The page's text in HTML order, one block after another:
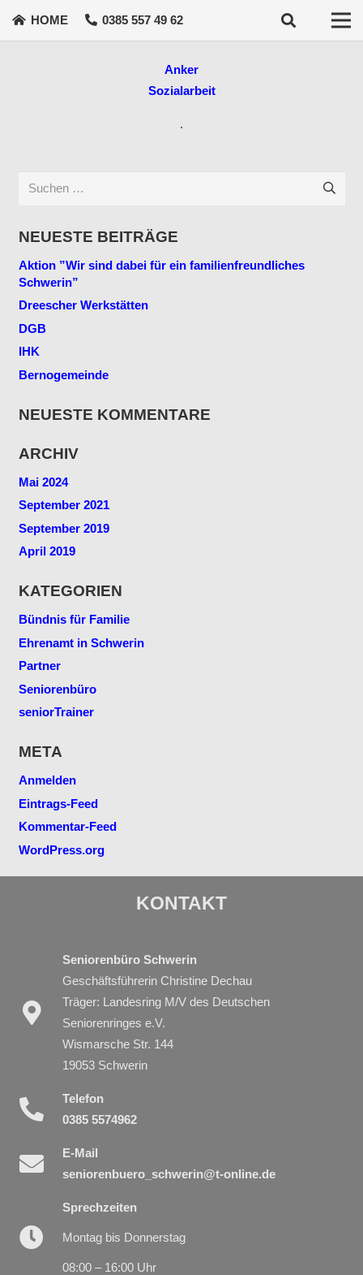
HOME 0385 557 49 62
Anker
Sozialarbeit
.
Suchen
NEUESTE BEITRÄGE
Aktion ”Wir sind dabei für ein familienfreundliches
Schwerin”
Dreescher Werkstätten
DGB
IHK
Bernogemeinde
NEUESTE KOMMENTARE
ARCHIV
Mai 2024
September 2021
September 2019
April 2019
KATEGORIEN
Bündnis für Familie
Ehrenamt in Schwerin
Partner
Seniorenbüro
seniorTrainer
META
Anmelden
Eintrags-Feed
Kommentar-Feed
WordPress.org
KONTAKT
Seniorenbüro Schwerin
Geschäftsführerin Christine Dechau
Träger: Landesring M/V des Deutschen
Seniorenringes e.V.
Wismarsche Str. 144
19053 Schwerin
Telefon
0385 5574962
E-Mail
seniorenbuero_schwerin@t-online.de
Sprechzeiten
Montag bis Donnerstag
08:00 – 16:00 Uhr